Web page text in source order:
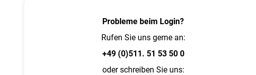
Probleme beim Login?
Rufen Sie uns gerne an:
+49 (0)511. 51 53 50 0
oder schreiben Sie uns: